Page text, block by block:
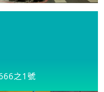
之1號